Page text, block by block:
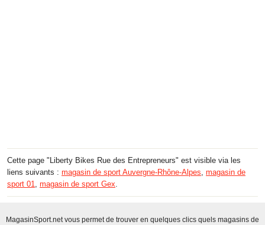
Cette page "Liberty Bikes Rue des Entrepreneurs" est visible via les
liens suivants : magasin de sport Auvergne-Rhône-Alpes magasin de
sport 01
magasin de sport Gex
MagasinSport.net vous permet de trouver en quelques clics quels magasins de